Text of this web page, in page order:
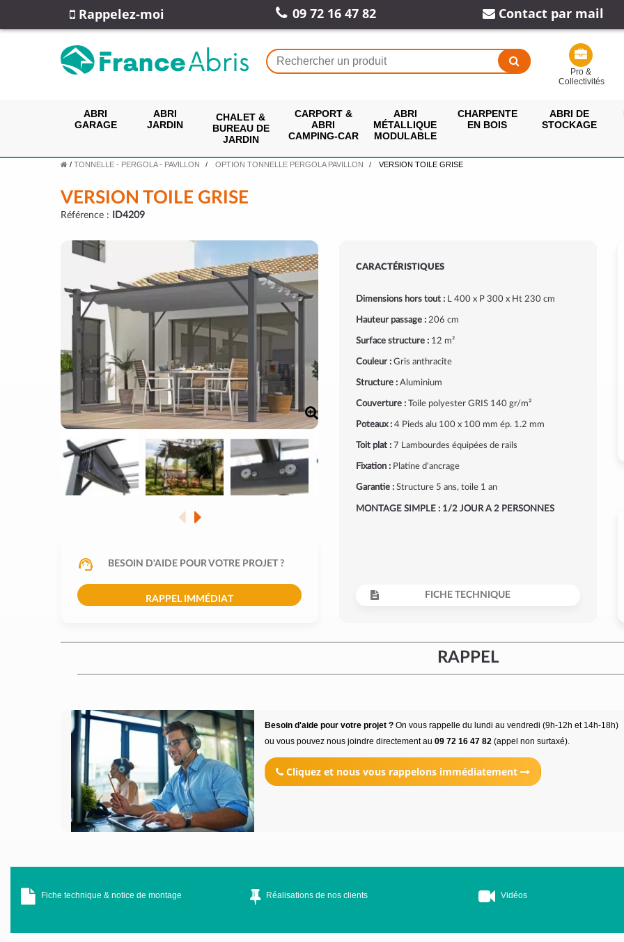
Rappelez-moi 09 72 16 47 82 Contact par mail
Pro &
Collectivités
ABRI
GARAGE
ABRI
JARDIN
CHALET &
BUREAU DE
JARDIN
CARPORT &
ABRI
CAMPING-CAR
ABRI
MÉTALLIQUE
MODULABLE
CHARPENTE
EN BOIS
ABRI DE
STOCKAGE
/ TONNELLE - PERGOLA - PAVILLON OPTION TONNELLE PERGOLA PAVILLON VERSION TOILE GRISE
VERSION TOILE GRISE
Référence : ID4209
BESOIN D'AIDE POUR VOTRE PROJET ?
RAPPEL IMMÉDIAT
CARACTÉRISTIQUES
Dimensions hors tout :L 400 x P 300 x Ht 230 cm
Hauteur passage :206 cm
Surface structure :12 m²
Couleur :Gris anthracite
Structure :Aluminium
Couverture :Toile polyester GRIS 140 gr/m²
Poteaux :4 Pieds alu 100 x 100 mm ép. 1.2 mm
Toit plat :7 Lambourdes équipées de rails
Fixation :Platine d'ancrage
Garantie : Structure 5 ans, toile 1 an
MONTAGE SIMPLE : 1/2 JOUR A 2 PERSONNES
FICHE TECHNIQUE
RAPPEL
Besoin d'aide pour votre projet ?On vous rappelle du lundi au vendredi (9h-12h et 14h-18h)
ou vous pouvez nous joindre directement au 09 72 16 47 82(appel non surtaxé).
Cliquez et nous vous rappelons immédiatement
Fiche technique & notice de montage Réalisations de nos clients Vidéos